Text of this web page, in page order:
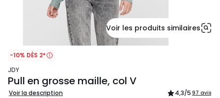
Voir les produits similaires
-10% DÈS 2*
JDY
Pull en grosse maille, col V
Voir la description 4,3/5 97 avis